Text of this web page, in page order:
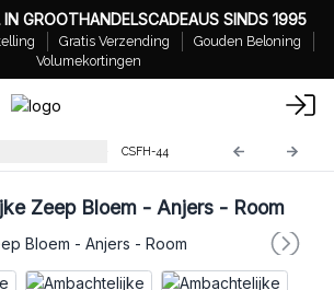
IN GROOTHANDELSCADEAUS SINDS 1995
Gratis Verzending
Gouden Beloning
Volumekortingen
CSFH-44
Zeep Bloem - Anjers - Room